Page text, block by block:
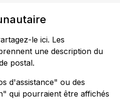
le ici. Les
une description du
postal.
d'assistance" ou des
qui pourraient être affichés